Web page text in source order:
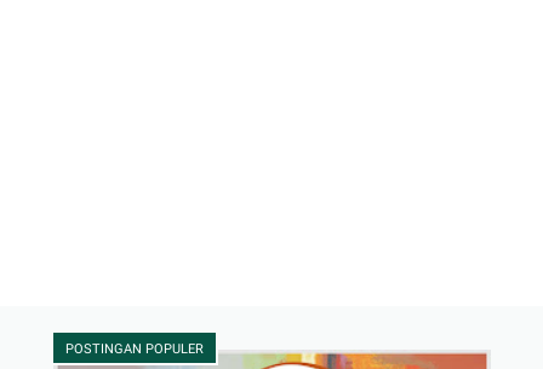
POSTINGAN POPULER